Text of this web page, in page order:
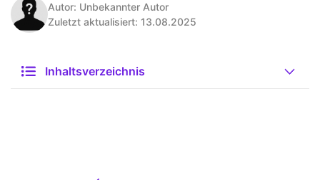
Autor: Unbekannter Autor
Zuletzt aktualisiert: 13.08.2025
Inhaltsverzeichnis